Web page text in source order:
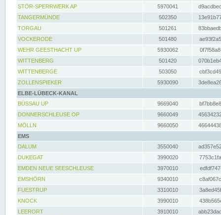
STÖR-SPERRWERK AP 5970041
TANGERMÜNDE
502350
TORGAU
501261
VOCKERODE
501480
WEHR GEESTHACHT UP
5930062
WITTENBERG
501420
WITTENBERGE
503050
ZOLLENSPIEKER
5930090
ELBE-LÜBECK-KANAL
BÜSSAU UP
9669040
DONNERSCHLEUSE OP
9660049
MÖLLN
9660050
EMS
DALUM
3550040
DUKEGAT
3990020
EMDEN NEUE SEESCHLEUSE
3970010
EMSHÖRN
9340010
FUESTRUP
3310010
KNOCK
3990010
LEERORT
3910010